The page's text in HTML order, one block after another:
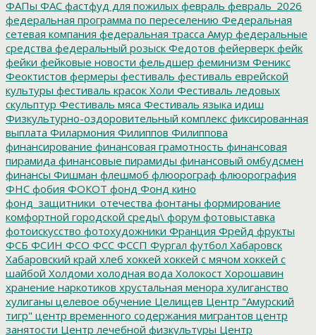
ФАПы ФАС фастфуд для пожилых февраль февраль_2026
федеральная программа по переселению Федеральная
сетевая компания федеральная трасса Амур федеральные
средства федеральный розыск Федотов фейерверк фейк
фейки фейковые новости фельдшер феминизм Феникс
Феоктистов фермеры фестиваль фестиваль еврейской
культуры фестиваль красок Холи Фестиваль ледовых
скульптур Фестиваль мяса Фестиваль языка идиш
Физкультурно-оздоровительный комплекс фиксированная
выплата Филармония Филиппов Филиппова
финансирование финансовая грамотность финансовая
пирамида финансовые пирамиды финансовый омбудсмен
финансы Фишман флешмоб флюорограф флюорография
ФНС фобия ФОКОТ фонд Фонд кино
фонд_защитники_отечества фонтаны формирование
комфортной городской среды\ форум фотовыставка
фотоискусство фотохудожники Франция Фрейд фрукты
ФСБ ФСИН ФСО ФСС ФССП Фургал футбол Хабаровск
Хабаровский край хлеб хоккей хоккей с мячом хоккей с
шайбой Холдоми холодная вода Холокост Хорошавин
хранение наркотиков хрустальная менора хулиганство
хулиганы целевое обучение Целищев Центр "Амурский
тигр" центр временного содержания мигрантов центр
занятости Центр лечебной физкультуры Центр